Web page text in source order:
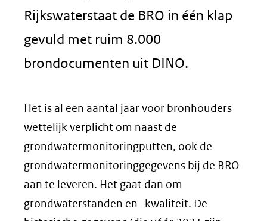
Rijkswaterstaat de BRO in één klap
gevuld met ruim 8.000
brondocumenten uit DINO.
Het is al een aantal jaar voor bronhouders
wettelijk verplicht om naast de
grondwatermonitoringputten, ook de
grondwatermonitoringgegevens bij de BRO
aan te leveren. Het gaat dan om
grondwaterstanden en -kwaliteit. De